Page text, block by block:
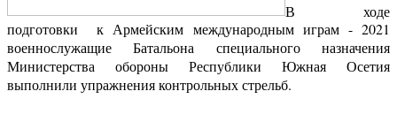
В ходе
подготовки к Армейским международным играм - 2021
военнослужащие Батальона специального назначения
Министерства обороны Республики Южная Осетия
выполнили упражнения контрольных стрельб.